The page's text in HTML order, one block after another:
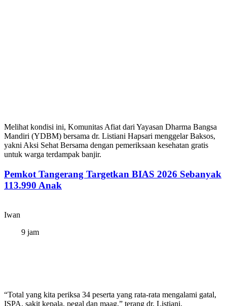
Melihat kondisi ini, Komunitas Afiat dari Yayasan Dharma Bangsa
Mandiri (YDBM) bersama dr. Listiani Hapsari menggelar Baksos,
yakni Aksi Sehat Bersama dengan pemeriksaan kesehatan gratis
untuk warga terdampak banjir.
Pemkot Tangerang Targetkan BIAS 2026 Sebanyak
113.990 Anak
Iwan
9 jam
“Total yang kita periksa 34 peserta yang rata-rata mengalami gatal,
ISPA, sakit kepala, pegal dan maag,” terang dr. Listiani.